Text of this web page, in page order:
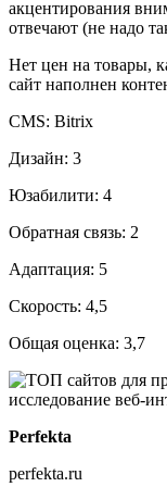
акцентирования
отвечают (не надо
Нет цен на товары,
сайт наполнен
CMS: Bitrix
Дизайн: 3
Юзабилити: 4
Обратная связь: 2
Адаптация: 5
Скорость: 4,5
Общая оценка: 3,7
Perfekta
perfekta.ru